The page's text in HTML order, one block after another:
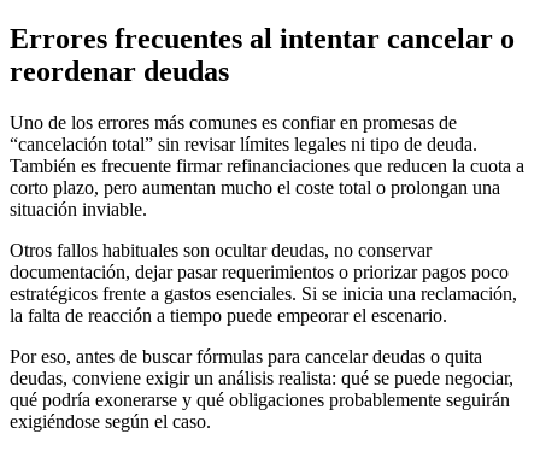
Errores frecuentes al intentar cancelar o
reordenar deudas
Uno de los errores más comunes es confiar en promesas de
“cancelación total” sin revisar límites legales ni tipo de deuda.
También es frecuente firmar refinanciaciones que reducen la cuota a
corto plazo, pero aumentan mucho el coste total o prolongan una
situación inviable.
Otros fallos habituales son ocultar deudas, no conservar
documentación, dejar pasar requerimientos o priorizar pagos poco
estratégicos frente a gastos esenciales. Si se inicia una reclamación,
la falta de reacción a tiempo puede empeorar el escenario.
Por eso, antes de buscar fórmulas para cancelar deudas o quita
deudas, conviene exigir un análisis realista: qué se puede negociar,
qué podría exonerarse y qué obligaciones probablemente seguirán
exigiéndose según el caso.